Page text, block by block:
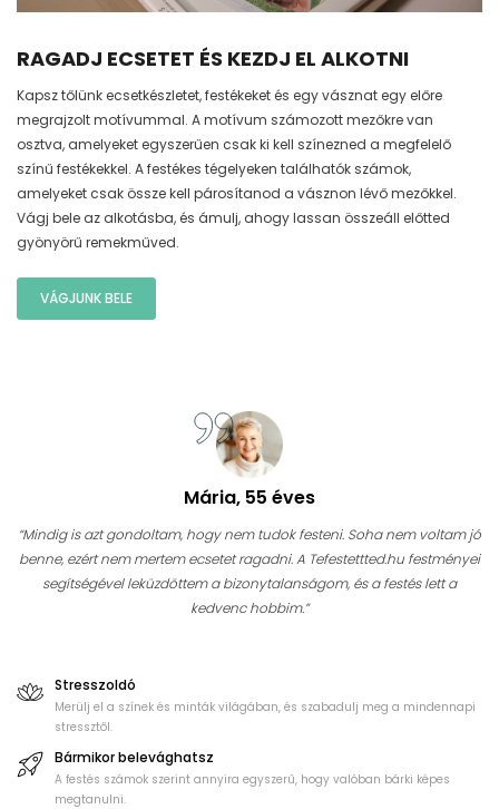
RAGADJ ECSETET ÉS KEZDJ EL ALKOTNI
Kapsz tőlünk ecsetkészletet, festékeket és egy vásznat egy előre
megrajzolt motívummal. A motívum számozott mezőkre van
osztva, amelyeket egyszerűen csak ki kell színezned a megfelelő
színű festékekkel. A festékes tégelyeken találhatók számok,
amelyeket csak össze kell párosítanod a vásznon lévő mezőkkel.
Vágj bele az alkotásba, és ámulj, ahogy lassan összeáll előtted
gyönyörű remekműved.
VÁGJUNK BELE
Mária, 55 éves
“Mindig is azt gondoltam, hogy nem tudok festeni. Soha nem voltam jó
benne, ezért nem mertem ecsetet ragadni. A Tefestettted.hu festményei
segítségével leküzdöttem a bizonytalanságom, és a festés lett a
kedvenc hobbim.”
Stresszoldó
Merülj el a színek és minták világában, és szabadulj meg a mindennapi
stressztől.
Bármikor belevághatsz
A festés számok szerint annyira egyszerű, hogy valóban bárki képes
megtanulni.